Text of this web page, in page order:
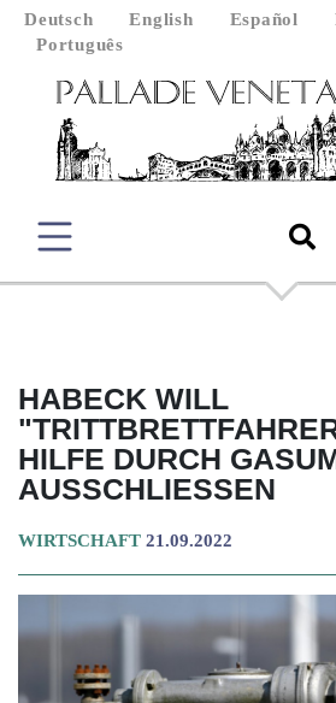
Deutsch English Español
Português
HABECK WILL
HILFE DURCH
AUSSCHLIESSEN
WIRTSCHAFT 21.09.2022